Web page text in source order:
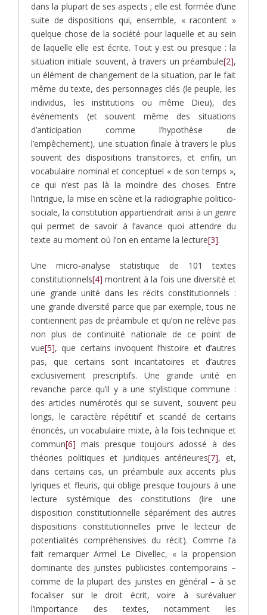
dans la plupart de ses aspects ; elle est formée d’une
suite de dispositions qui, ensemble, « racontent »
quelque chose de la société pour laquelle et au sein
de laquelle elle est écrite. Tout y est ou presque : la
situation initiale souvent, à travers un préambule[2],
un élément de changement de la situation, par le fait
même du texte, des personnages clés (le peuple, les
individus, les institutions ou même Dieu), des
événements (et souvent même des situations
d’anticipation comme l’hypothèse de
l’empêchement), une situation finale à travers le plus
souvent des dispositions transitoires, et enfin, un
vocabulaire nominal et conceptuel « de son temps »,
ce qui n’est pas là la moindre des choses. Entre
l’intrigue, la mise en scène et la radiographie politico-
sociale, la constitution appartiendrait ainsi à un genre
qui permet de savoir à l’avance quoi attendre du
texte au moment où l’on en entame la lecture[3].
Une micro-analyse statistique de 101 textes
constitutionnels[4] montrent à la fois une diversité et
une grande unité dans les récits constitutionnels :
une grande diversité parce que par exemple, tous ne
contiennent pas de préambule et qu’on ne relève pas
non plus de continuité nationale de ce point de
vue[5], que certains invoquent l’histoire et d’autres
pas, que certains sont incantatoires et d’autres
exclusivement prescriptifs. Une grande unité en
revanche parce qu’il y a une stylistique commune :
des articles numérotés qui se suivent, souvent peu
longs, le caractère répétitif et scandé de certains
énoncés, un vocabulaire mixte, à la fois technique et
commun[6] mais presque toujours adossé à des
théories politiques et juridiques antérieures[7], et,
dans certains cas, un préambule aux accents plus
lyriques et fleuris, qui oblige presque toujours à une
lecture systémique des constitutions (lire une
disposition constitutionnelle séparément des autres
dispositions constitutionnelles prive le lecteur de
potentialités compréhensives du récit). Comme l’a
fait remarquer Armel Le Divellec, « la propension
dominante des juristes publicistes contemporains –
comme de la plupart des juristes en général – à se
focaliser sur le droit écrit, voire à surévaluer
l’importance des textes, notamment les